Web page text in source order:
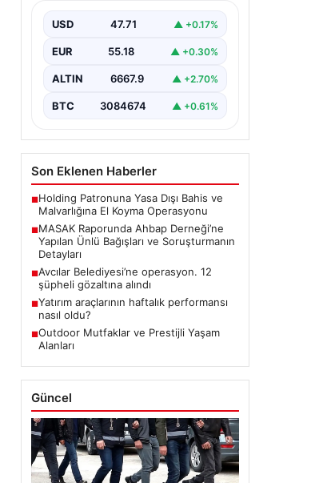
USD 47.71 ▲ +0.17%
EUR 55.18 ▲ +0.30%
ALTIN 6667.9 ▲ +2.70%
BTC 3084674 ▲ +0.61%
Son Eklenen Haberler
■Holding Patronuna Yasa Dışı Bahis ve
Malvarlığına El Koyma Operasyonu
■MASAK Raporunda Ahbap Derneği’ne
Yapılan Ünlü Bağışları ve Soruşturmanın
Detayları
■Avcılar Belediyesi’ne operasyon. 12
şüpheli gözaltına alındı
■Yatırım araçlarının haftalık performansı
nasıl oldu?
■Outdoor Mutfaklar ve Prestijli Yaşam
Alanları
Güncel